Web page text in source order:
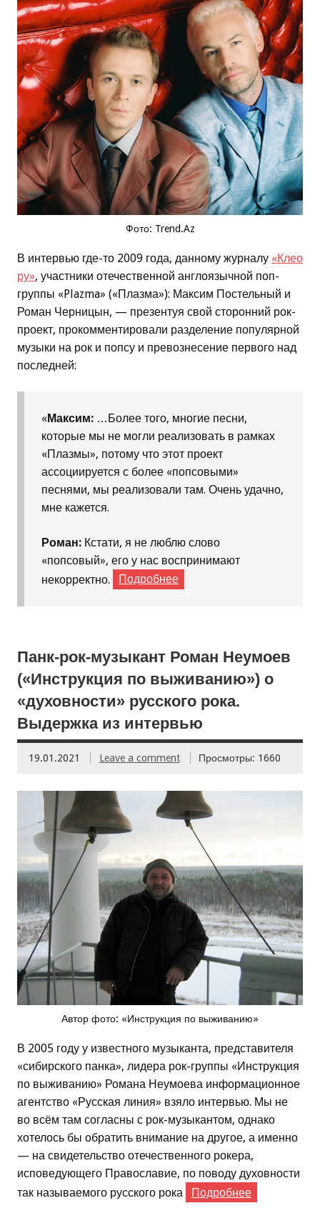
Фото: Trend.Az
В интервью где-то 2009 года, данному журналу «Клео
ру», участники отечественной англоязычной поп-
группы «Plazma» («Плазма»): Максим Постельный и
Роман Черницын, — презентуя свой сторонний рок-
проект, прокомментировали разделение популярной
музыки на рок и попсу и превознесение первого над
последней:
«Максим: …Более того, многие песни,
которые мы не могли реализовать в рамках
«Плазмы», потому что этот проект
ассоциируется с более «попсовыми»
песнями, мы реализовали там. Очень удачно,
мне кажется.
Роман: Кстати, я не люблю слово
«попсовый», его у нас воспринимают
некорректно.
Подробнее
Панк-рок-музыкант Роман Неумоев
(«Инструкция по выживанию») о
«духовности» русского рока.
Выдержка из интервью
19.01.2021 Leave a comment Просмотры: 1660
Автор фото: «Инструкция по выживанию»
В 2005 году у известного музыканта, представителя
«сибирского панка», лидера рок-группы «Инструкция
по выживанию» Романа Неумоева информационное
агентство «Русская линия» взяло интервью. Мы не
во всём там согласны с рок-музыкантом, однако
хотелось бы обратить внимание на другое, а именно
— на свидетельство отечественного рокера,
исповедующего Православие, по поводу духовности
так называемого русского рока
Подробнее